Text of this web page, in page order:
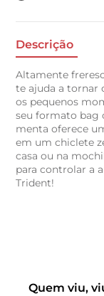
Descrição
Altamente
te ajuda a tornar
os pequenos
seu formato bag
menta oferece
em um chiclete
casa ou na
para controlar a
Trident!
Quem viu,